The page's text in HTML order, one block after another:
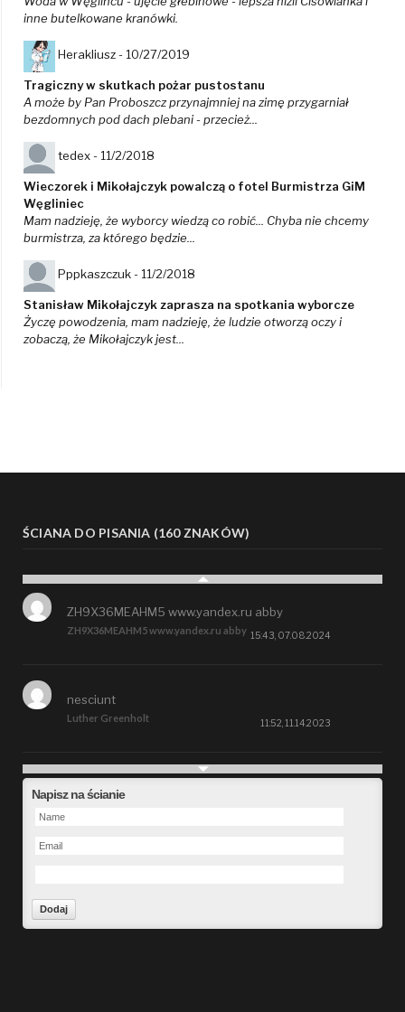
inne butelkowane kranówki.
Herakliusz - 10/27/2019
Tragiczny w skutkach pożar pustostanu
A może by Pan Proboszcz przynajmniej na zimę przygarniał
bezdomnych pod dach plebani - przecież...
tedex - 11/2/2018
Wieczorek i Mikołajczyk powalczą o fotel Burmistrza GiM
Węgliniec
Mam nadzieję, że wyborcy wiedzą co robić... Chyba nie chcemy
burmistrza, za którego będzie...
Pppkaszczuk - 11/2/2018
Stanisław Mikołajczyk zaprasza na spotkania wyborcze
Życzę powodzenia, mam nadzieję, że ludzie otworzą oczy i
zobaczą, że Mikołajczyk jest...
ŚCIANA DO PISANIA (160 ZNAKÓW)
ZH9X36MEAHM5 www.yandex.ru abby
ZH9X36MEAHM5 www.yandex.ru abby
15:43, 07.08.2024
Luther Greenholt
nesciunt
11:52, 11.14.2023
Future
Napisz na ścianie